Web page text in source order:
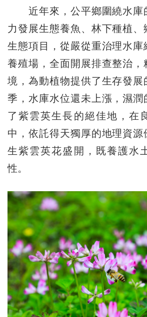
近年來，公平鄉圍繞水庫
力發展生態養魚、林下種植
生態項目，從嚴從重治理水庫
養殖場，全面開展排查整治，
境，為動植物提供了生存發展
季，水庫水位還未上漲，濕潤
了紫雲英生長的絕佳地，在
中，依託得天獨厚的地理資源
生紫雲英花盛開，既養護水
性。